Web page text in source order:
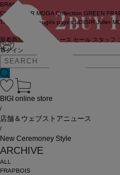
ログイン
BRAND
COUTURIER MOGA Collection GREEN
TRISTESSE
congés payés LOISIR Julier
新着商品 ニュース セール スタッフ
せ
BIGI online store
/
店舗＆ウェブストアニュース
/
New Ceremoney Style
ARCHIVE
ALL
FRAPBOIS